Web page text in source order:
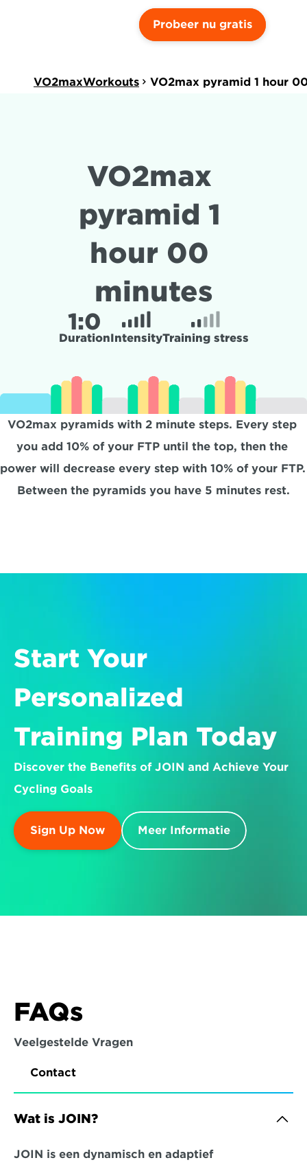
Probeer nu gratis
VO2maxWorkouts VO2max pyramid 1 hour
VO2max
pyramid 1
hour 00
minutes
1:0
DurationIntensityTraining stress
VO2max pyramids with 2 minute steps. Every step
you add 10% of your FTP until the top, then the
power will decrease every step with 10% of your FTP.
Between the pyramids you have 5 minutes rest.
Start Your
Personalized
Training Plan Today
Discover the Benefits of JOIN and Achieve Your
Cycling Goals
Sign Up Now Meer Informatie
FAQs
Veelgestelde Vragen
Contact
Wat is JOIN?
JOIN is een dynamisch en adaptief